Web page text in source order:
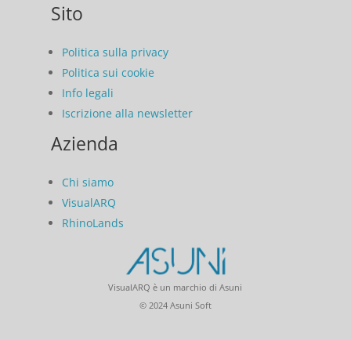
Sito
Politica sulla privacy
Politica sui cookie
Info legali
Iscrizione alla newsletter
Azienda
Chi siamo
VisualARQ
RhinoLands
VisualARQ è un marchio di Asuni
© 2024 Asuni Soft